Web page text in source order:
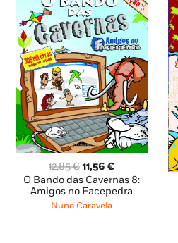
12,85€ O
preço
original
era:
11,56€O
preço
atual
O Bando das Cavernas 8:
Amigos no Facepedra
Nuno Caravela